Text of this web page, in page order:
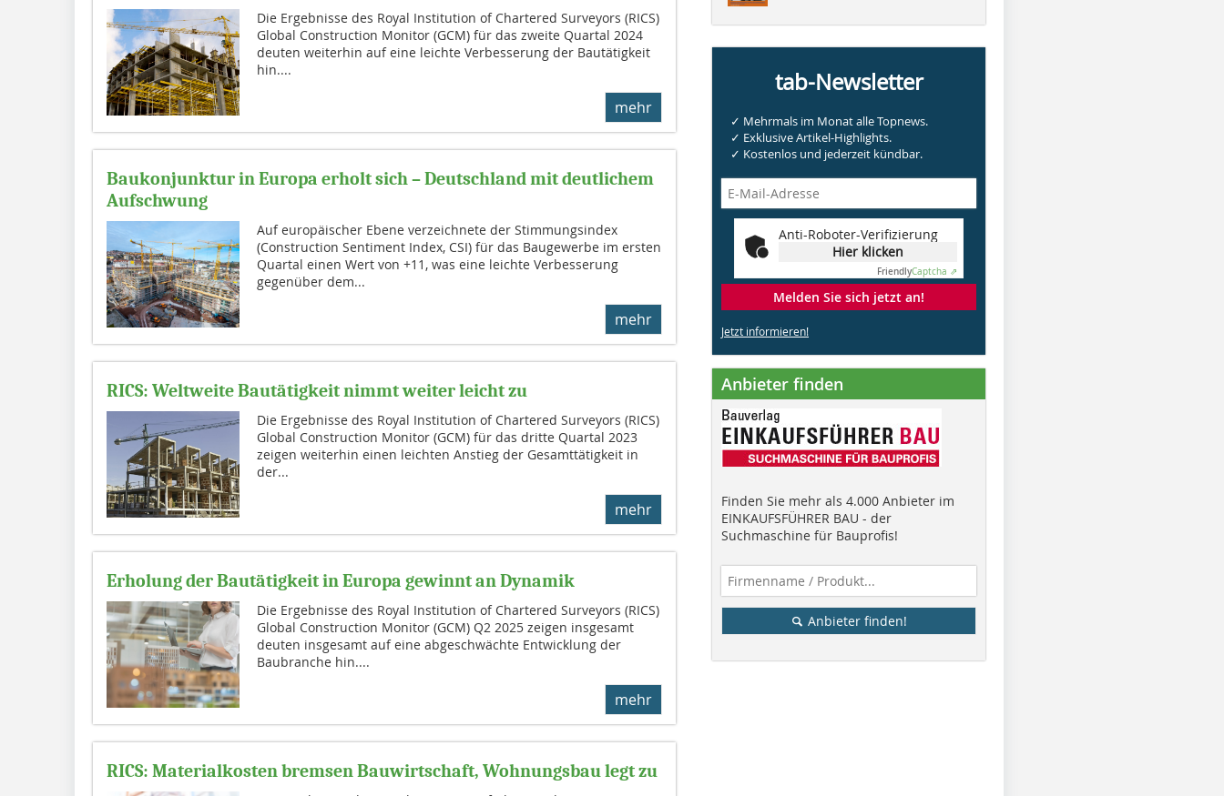
Die Ergebnisse des Royal Institution of Chartered Surveyors (RICS)
Global Construction Monitor (GCM) für das zweite Quartal 2024
deuten weiterhin auf eine leichte Verbesserung der Bautätigkeit
hin....
mehr
Baukonjunktur in Europa erholt sich – Deutschland mit deutlichem
Aufschwung
Auf europäischer Ebene verzeichnete der Stimmungsindex
(Construction Sentiment Index, CSI) für das Baugewerbe im ersten
Quartal einen Wert von +11, was eine leichte Verbesserung
gegenüber dem...
mehr
RICS: Weltweite Bautätigkeit nimmt weiter leicht zu
Die Ergebnisse des Royal Institution of Chartered Surveyors (RICS)
Global Construction Monitor (GCM) für das dritte Quartal 2023
zeigen weiterhin einen leichten Anstieg der Gesamttätigkeit in
der...
mehr
Erholung der Bautätigkeit in Europa gewinnt an Dynamik
Die Ergebnisse des Royal Institution of Chartered Surveyors (RICS)
Global Construction Monitor (GCM) Q2 2025 zeigen insgesamt
deuten insgesamt auf eine abgeschwächte Entwicklung der
Baubranche hin....
mehr
RICS: Materialkosten bremsen Bauwirtschaft, Wohnungsbau legt zu
tab-Newsletter
✓ Mehrmals im Monat alle Topnews.
✓ Exklusive Artikel-Highlights.
✓ Kostenlos und jederzeit kündbar.
Anti-Roboter-Verifizierung
Hier klicken
FriendlyCaptcha ⇗
Melden Sie sich jetzt an!
Jetzt informieren!
Anbieter finden
Finden Sie mehr als 4.000 Anbieter im
EINKAUFSFÜHRER BAU - der
Suchmaschine für Bauprofis!
Anbieter finden!